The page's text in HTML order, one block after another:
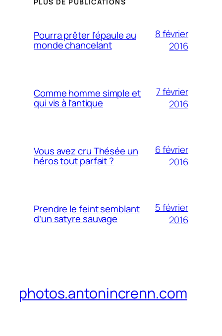
Pourra prêter l’épaule au
monde chancelant
8 février
2016
Comme homme simple et
qui vis à l’antique
7 février
2016
Vous avez cru Thésée un
héros tout parfait ?
6 février
2016
Prendre le feint semblant
d’un satyre sauvage
5 février
2016
photos.antonincrenn.com